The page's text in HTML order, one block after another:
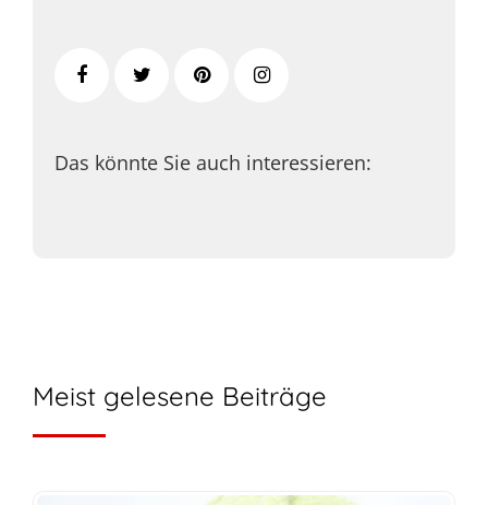
Das könnte Sie auch interessieren:
Meist gelesene Beiträge